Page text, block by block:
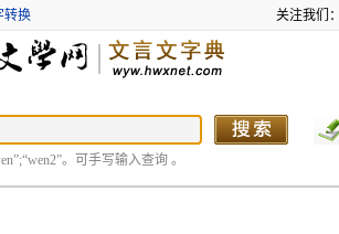
转换 关注我们：
。可手写输入查询 。